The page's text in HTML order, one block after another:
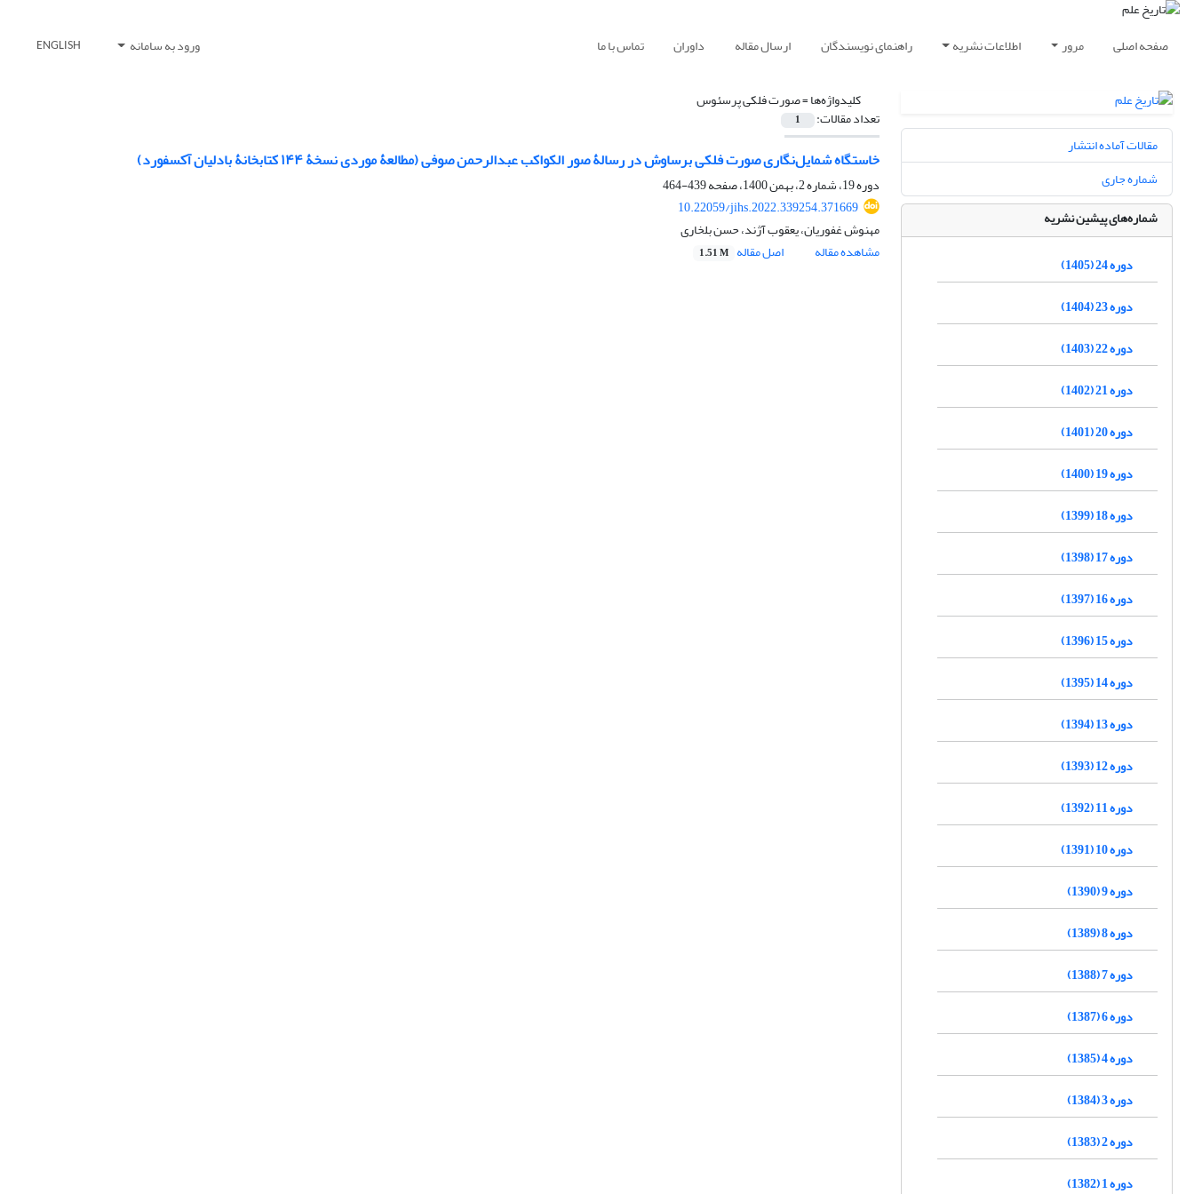
صفحه اصلی مرور اطلاعات نشریه راهنمای نویسندگان ارسال مقاله داوران تماس با ما ورود به سامانه ENGLISH
کلیدواژه‌ها =صورت فلکی پرسئوس
تعداد مقالات: 1
خاستگاه شمایل‌‌نگاری صورت فلکی برساوش در رسالۀ صور الکواکب عبدالرحمن صوفی (مطالعۀ موردی نسخۀ ۱۴۴ کتابخانۀ بادلیان آکسفورد)
دوره 19، شماره 2، بهمن 1400، صفحه
439-464
10.22059/jihs.2022.339254.371669
مهنوش غفوریان، یعقوب آژند، حسن بلخاری
مشاهده مقاله
اصل مقاله 1.51 M
مقالات آماده انتشار
شماره جاری
شماره‌های پیشین نشریه
دوره 24 (1405)
دوره 23 (1404)
دوره 22 (1403)
دوره 21 (1402)
دوره 20 (1401)
دوره 19 (1400)
دوره 18 (1399)
دوره 17 (1398)
دوره 16 (1397)
دوره 15 (1396)
دوره 14 (1395)
دوره 13 (1394)
دوره 12 (1393)
دوره 11 (1392)
دوره 10 (1391)
دوره 9 (1390)
دوره 8 (1389)
دوره 7 (1388)
دوره 6 (1387)
دوره 4 (1385)
دوره 3 (1384)
دوره 2 (1383)
دوره 1 (1382)